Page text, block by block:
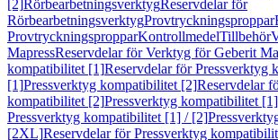
[2]RörbearbetningsverktygReservdelar för
RörbearbetningsverktygProvtryckningsproppar
ProvtryckningspropparKontrollmedelTillbehör
MapressReservdelar för Verktyg för Geberit
kompatibilitet [1]Reservdelar för Pressverktyg
[1]Pressverktyg kompatibilitet [2]Reservdelar
kompatibilitet [2]Pressverktyg kompatibilitet
Pressverktyg kompatibilitet [1] / [2]
[2XL]Reservdelar för Pressverktyg